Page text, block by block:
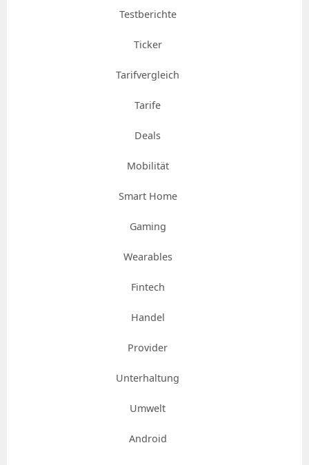
Testberichte
Ticker
Tarifvergleich
Tarife
Deals
Mobilität
Smart Home
Gaming
Wearables
Fintech
Handel
Provider
Unterhaltung
Umwelt
Android